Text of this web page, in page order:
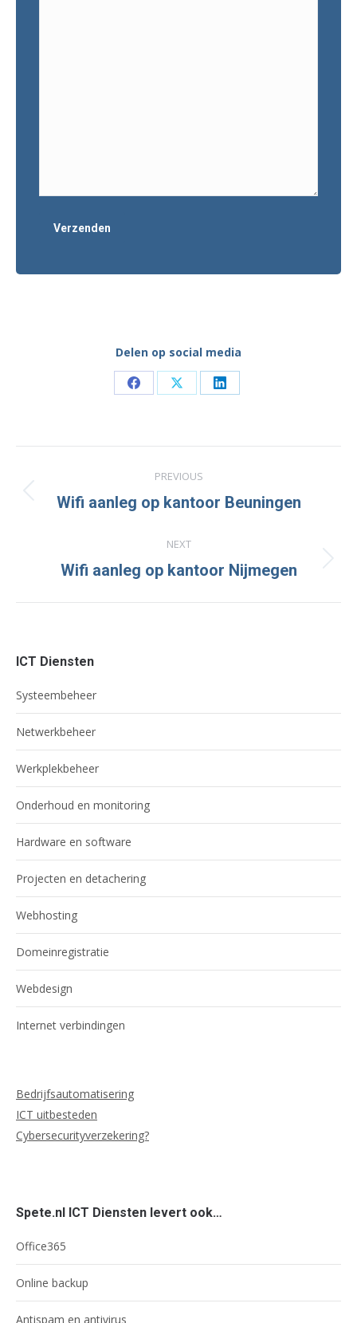
Delen op social media
Share Share Share
navigation
PREVIOUS
Previous
Wifi aanleg op kantoor Beuningen
NEXT
Next
Wifi aanleg op kantoor Nijmegen
ICT Diensten
Systeembeheer
Netwerkbeheer
Werkplekbeheer
Onderhoud en monitoring
Hardware en software
Projecten en detachering
Webhosting
Domeinregistratie
Webdesign
Internet verbindingen
Bedrijfsautomatisering
ICT uitbesteden
Cybersecurityverzekering?
Spete.nl ICT Diensten levert ook…
Office365
Online backup
Antispam en antivirus